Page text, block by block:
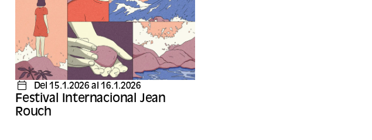
Del 15.1.2026 al 16.1.2026
Festival Internacional Jean
Rouch